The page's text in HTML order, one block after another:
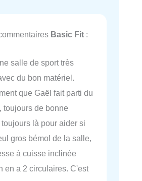
Basic Fit :
salle de sport très
du bon matériel.
que Gaël fait parti du
toujours de bonne
là pour aider si
gros bémol de la salle,
à cuisse inclinée
en a 2 circulaires. C'est